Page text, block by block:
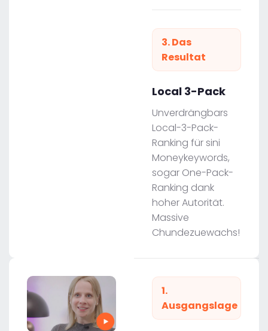
3. Das
Resultat
Local 3-Pack
Unverdrängbars
Local-3-Pack-
Ranking für sini
Moneykeywords,
sogar One-Pack-
Ranking dank
hoher Autorität.
Massive
Chundezuewachs!
1.
Ausgangslage